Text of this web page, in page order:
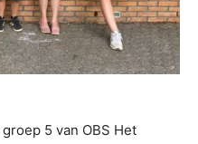
5 van OBS Het